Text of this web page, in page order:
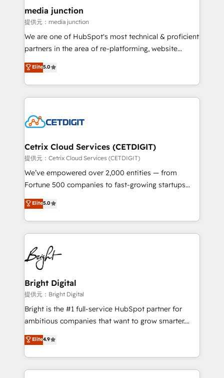
Mexico, USA, and Portugal—we've executed over a
hundred successful operations. Our approach,
rooted in RevOps principles, integrates analysis,
training, planning, and qualification. Leveraging
inbound marketing tactics, we focus on
understanding, nurturing, and converting leads.
competitive market.
media junction
提供元：media junction
We are one of HubSpot's most technical & proficient
partners in the area of re-platforming, website
design & development. We specialize in multi-hub
implementations for mid-market & enterprise
companies. We are woman-owned, powered by
coffee, and we ❤️ dogs. We produce award-winning
Impact Award 🏆2022 Technical Expertise Impact
Award 🏆2020 Elite Solutions Partner 🏆2019
Integrations HubSpot Impact Award 🏆2019
Marketing Enablement HubSpot Impact Award 🏆
2018 Website Design HubSpot Impact Award 🏆2017
Growth-Driven Design Agency of the Year 🏆2016
Sales Enablement HubSpot Impact Award 🏆2015
HubSpot COS Performance Award 🏆2014 HubSpot
COS Design Award 🏆2013 HubSpot Marketplace
Partner 📆Founded in 1997
Elite5.0
Cetrix Cloud Services (CETDIGIT)
提供元：Cetrix Cloud Services (CETDIGIT)
We’ve empowered over 2,000 entities — from
Fortune 500 companies to fast-growing startups
and nonprofits — to streamline operations, scale
revenue, and unlock the full potential of HubSpot.
With deep technical and industry expertise, we fuse
automation, integration, and AI innovation to deliver
lasting impact. We specialize in: • Turnkey and end-
to-end HubSpot implementations • Onboarding for
Sales, Service, Marketing & Content Hubs • AI voice
and chat agents, predictive automation, and smart
workflows • Salesforce + HubSpot integration •
RevOps and AI-driven sales enablement • Website
design and CMS development • ERP integration: SAP,
and CRM migration from any platform •
Client/member portals built on HubSpot • Custom
Elite5.0
Bright Digital
提供元：Bright Digital
Bright is the #1 full-service HubSpot partner for
ambitious companies that want to grow smarter.
From HubSpot onboarding, to training, from
developing a new website to lead generation and
digital marketing; we do it all (and with great
results)! In short, our services include: - HubSpot
Elite4.9